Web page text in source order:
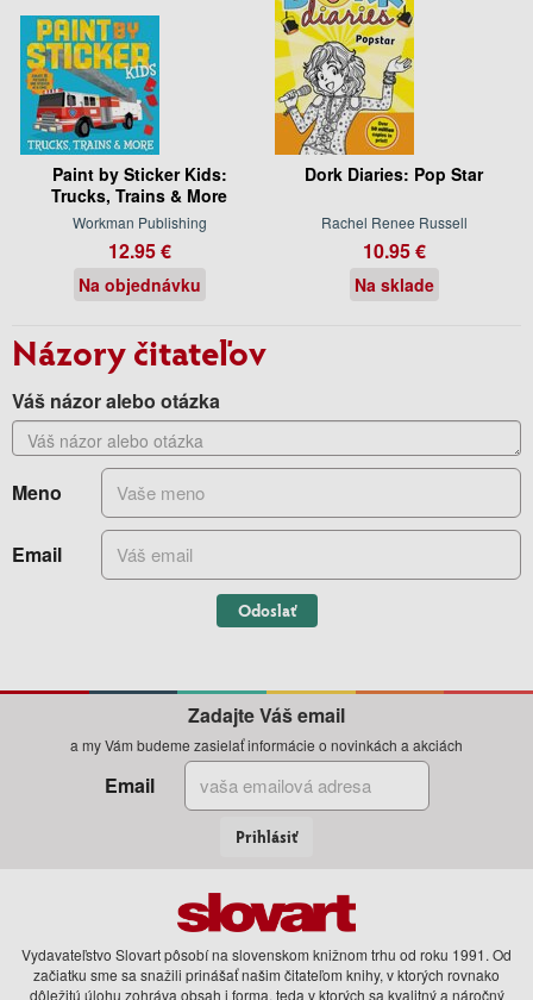
Paint by Sticker Kids:
Trucks, Trains & More
Workman Publishing
12.95 €
Na objednávku
Dork Diaries: Pop Star
Rachel Renee Russell
10.95 €
Na sklade
Názory čitateľov
Váš názor alebo otázka
Meno
Email
Odoslať
Zadajte Váš email
a my Vám budeme zasielať informácie o novinkách a akciách
Email
Prihlásiť
Vydavateľstvo Slovart pôsobí na slovenskom knižnom trhu od roku 1991. Od
začiatku sme sa snažili prinášať našim čitateľom knihy, v ktorých rovnako
dôležitú úlohu zohráva obsah i forma, teda v ktorých sa kvalitný a náročný